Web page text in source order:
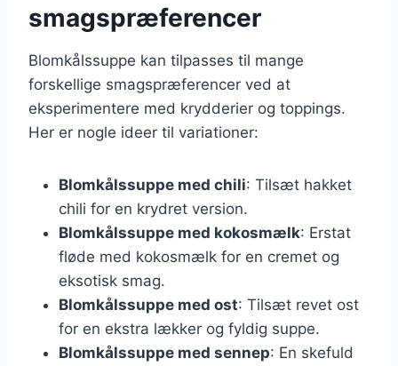
smagspræferencer
Blomkålssuppe kan tilpasses til mange
forskellige smagspræferencer ved at
eksperimentere med krydderier og toppings.
Her er nogle ideer til variationer:
Blomkålssuppe med chili: Tilsæt hakket
chili for en krydret version.
Blomkålssuppe med kokosmælk: Erstat
fløde med kokosmælk for en cremet og
eksotisk smag.
Blomkålssuppe med ost: Tilsæt revet ost
for en ekstra lækker og fyldig suppe.
Blomkålssuppe med sennep: En skefuld